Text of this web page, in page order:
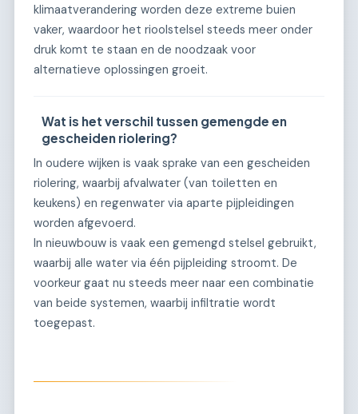
klimaatverandering worden deze extreme buien
vaker, waardoor het rioolstelsel steeds meer onder
druk komt te staan en de noodzaak voor
alternatieve oplossingen groeit.
Wat is het verschil tussen gemengde en
gescheiden riolering?
In oudere wijken is vaak sprake van een gescheiden
riolering, waarbij afvalwater (van toiletten en
keukens) en regenwater via aparte pijpleidingen
worden afgevoerd.
In nieuwbouw is vaak een gemengd stelsel gebruikt,
waarbij alle water via één pijpleiding stroomt. De
voorkeur gaat nu steeds meer naar een combinatie
van beide systemen, waarbij infiltratie wordt
toegepast.